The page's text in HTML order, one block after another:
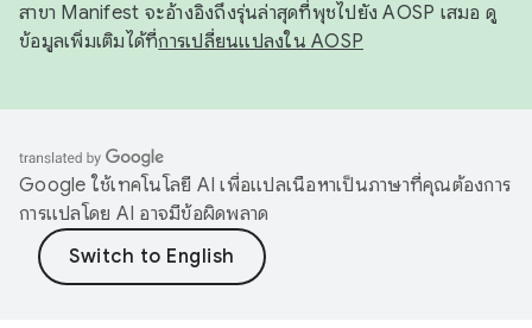
สาขา Manifest จะอ้างอิงถึงรุ่นล่าสุดที่พุชไปยัง AOSP เสมอ ดู
ข้อมูลเพิ่มเติมได้ที่การเปลี่ยนแปลงใน AOSP
Google ใช้เทคโนโลยี AI เพื่อแปลเนื้อหาเป็นภาษาที่คุณต้องการ
การแปลโดย AI อาจมีข้อผิดพลาด